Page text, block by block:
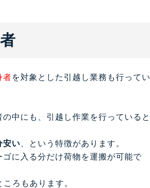
者を対象とした引越し業務も行ってい
中にも、引越し作業を行っていると
安い 、という特徴があります。
に入る分だけ荷物を運搬が可能で
ろもあります。